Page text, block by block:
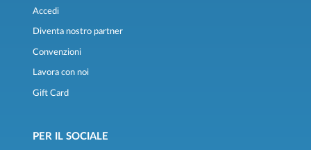
Accedi
Diventa nostro partner
Convenzioni
Lavora con noi
Gift Card
PER IL SOCIALE